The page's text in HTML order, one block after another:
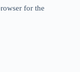
for the